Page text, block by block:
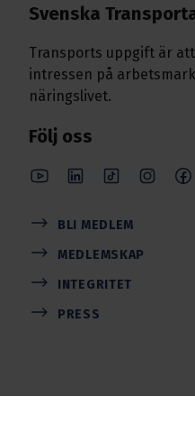
Svenska
Transports uppgift är
intressen på
näringslivet.
Följ oss
BLI MEDLEM
MEDLEMSKAP
INTEGRITET
PRESS